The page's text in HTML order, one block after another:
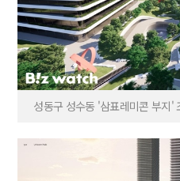
성동구 성수동 '삼표레미콘 부지'